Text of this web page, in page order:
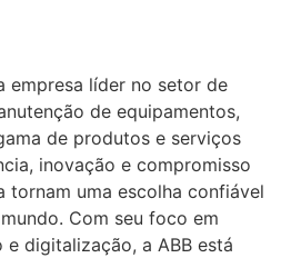
empresa líder no setor de
de equipamentos,
de produtos e serviços
inovação e compromisso
tornam uma escolha confiável
Com seu foco em
digitalização, a ABB está